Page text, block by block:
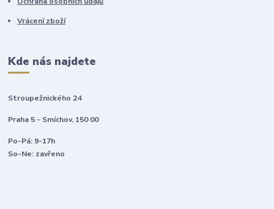
Vrácení zboží
Kde nás najdete
Stroupežnického 24
Praha 5 - Smíchov, 150 00
Po-Pá: 9-17h
So-Ne: zavřeno